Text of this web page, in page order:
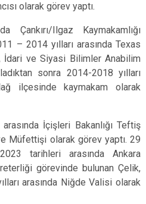
olarak görev yaptı.
Çankırı/Ilgaz Kaymakamlığı
– 2014 yılları arasında Texas
ve Siyasi Bilimler Anabilim
sonra 2014-2018 yılları
ilçesinde kaymakam olarak
İçişleri Bakanlığı Teftiş
Müfettişi olarak görev yaptı. 29
tarihleri arasında Ankara
görevinde bulunan Çelik,
arasında Niğde Valisi olarak